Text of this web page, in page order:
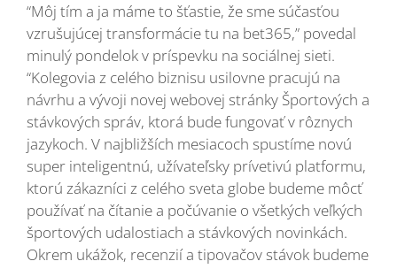
“Môj tím a ja máme to šťastie, že sme súčasťou
vzrušujúcej transformácie tu na bet365,” povedal
minulý pondelok v príspevku na sociálnej sieti.
“Kolegovia z celého biznisu usilovne pracujú na
návrhu a vývoji novej webovej stránky Športových a
stávkových správ, ktorá bude fungovať v rôznych
jazykoch. V najbližších mesiacoch spustíme novú
super inteligentnú, užívateľsky prívetivú platformu,
ktorú zákazníci z celého sveta globe budeme môcť
používať na čítanie a počúvanie o všetkých veľkých
športových udalostiach a stávkových novinkách.
Okrem ukážok, recenzií a tipovačov stávok budeme